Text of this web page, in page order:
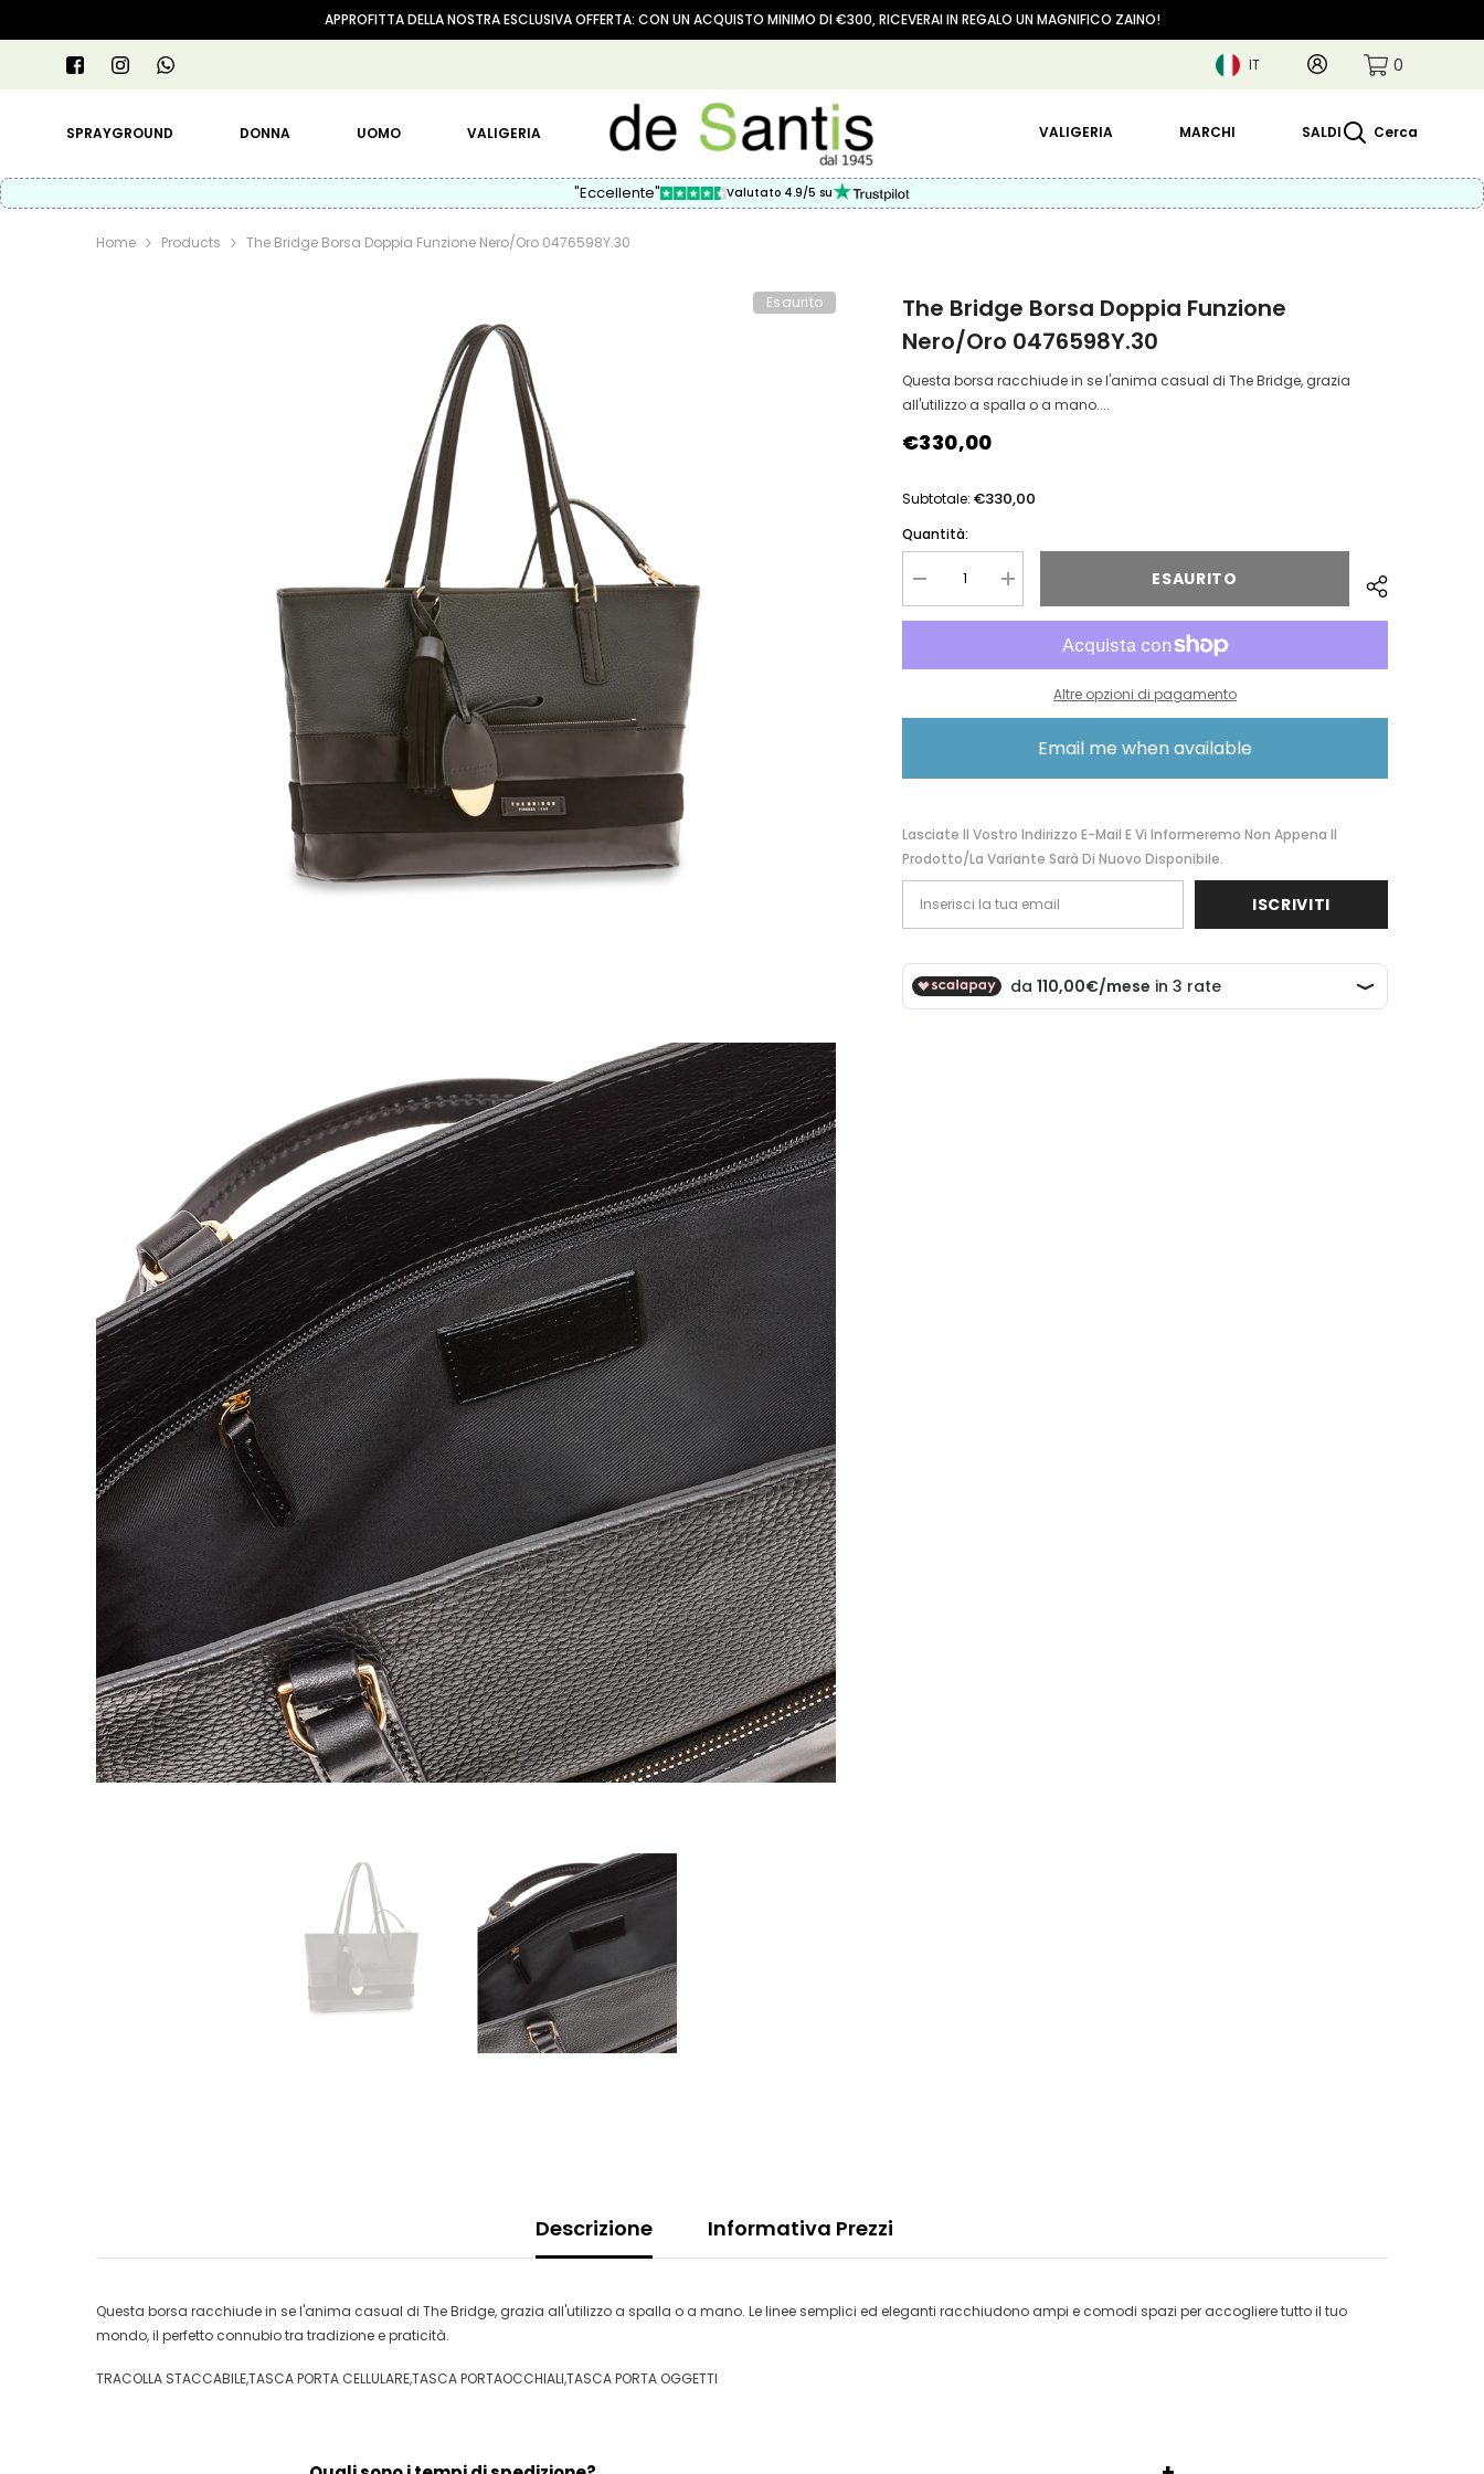
APPROFITTA DELLA NOSTRA ESCLUSIVA OFFERTA: CON UN ACQUISTO MINIMO DI €300, RICEVERAI IN REGALO UN MAGNIFICO ZAINO!
IT
IT
Account 0
articoli
SPRAYGROUND DONNA UOMO VALIGERIA VALIGERIA MARCHI SALDI Cerca
"Eccellente" Valutato 4.9/5 su
Home Products The Bridge Borsa Doppia Funzione Nero/oro 0476598Y.30
Esaurito
The Bridge Borsa Doppia Funzione
Nero/oro 0476598Y.30
Questa borsa racchiude in se l'anima casual di The Bridge, grazia
all'utilizzo a spalla o a mano....
€330,00
Subtotale:€330,00
Quantità:
Diminuire
la
quantità
Bridge
Funzione
Aumentare
la
quantità
Bridge
Funzione
0476598Y.30
ESAURITO
Altre opzioni di pagamento
Email me when available
Lasciate Il Vostro Indirizzo E-Mail E Vi Informeremo Non Appena Il
Prodotto/la Variante Sarà Di Nuovo Disponibile.
ISCRIVITI
Descrizione Informativa Prezzi
Questa borsa racchiude in se l'anima casual di The Bridge, grazia all'utilizzo a spalla o a mano. Le linee semplici ed eleganti racchiudono ampi e comodi spazi per accogliere tutto il tuo
mondo, il perfetto connubio tra tradizione e praticità.
TRACOLLA STACCABILE,TASCA PORTA CELLULARE,TASCA PORTAOCCHIALI,TASCA PORTA OGGETTI